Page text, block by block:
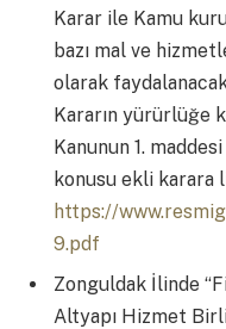
Karar ile Kamu
bazı mal ve
olarak
Kararın yürürlüğe
Kanunun 1.
konusu ekli karara
https://
9.pdf
Zonguldak İlinde
Altyapı Hizmet